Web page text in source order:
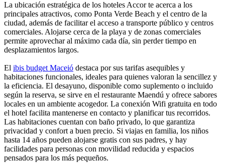
La ubicación estratégica de los hoteles Accor te acerca a los
principales atractivos, como Ponta Verde Beach y el centro de la
ciudad, además de facilitar el acceso a transporte público y centros
comerciales. Alojarse cerca de la playa y de zonas comerciales
permite aprovechar al máximo cada día, sin perder tiempo en
desplazamientos largos.
El ibis budget Maceió destaca por sus tarifas asequibles y
habitaciones funcionales, ideales para quienes valoran la sencillez y
la eficiencia. El desayuno, disponible como suplemento o incluido
según la reserva, se sirve en el restaurante Maendú y ofrece sabores
locales en un ambiente acogedor. La conexión Wifi gratuita en todo
el hotel facilita mantenerse en contacto y planificar tus recorridos.
Las habitaciones cuentan con baño privado, lo que garantiza
privacidad y confort a buen precio. Si viajas en familia, los niños
hasta 14 años pueden alojarse gratis con sus padres, y hay
facilidades para personas con movilidad reducida y espacios
pensados para los más pequeños.